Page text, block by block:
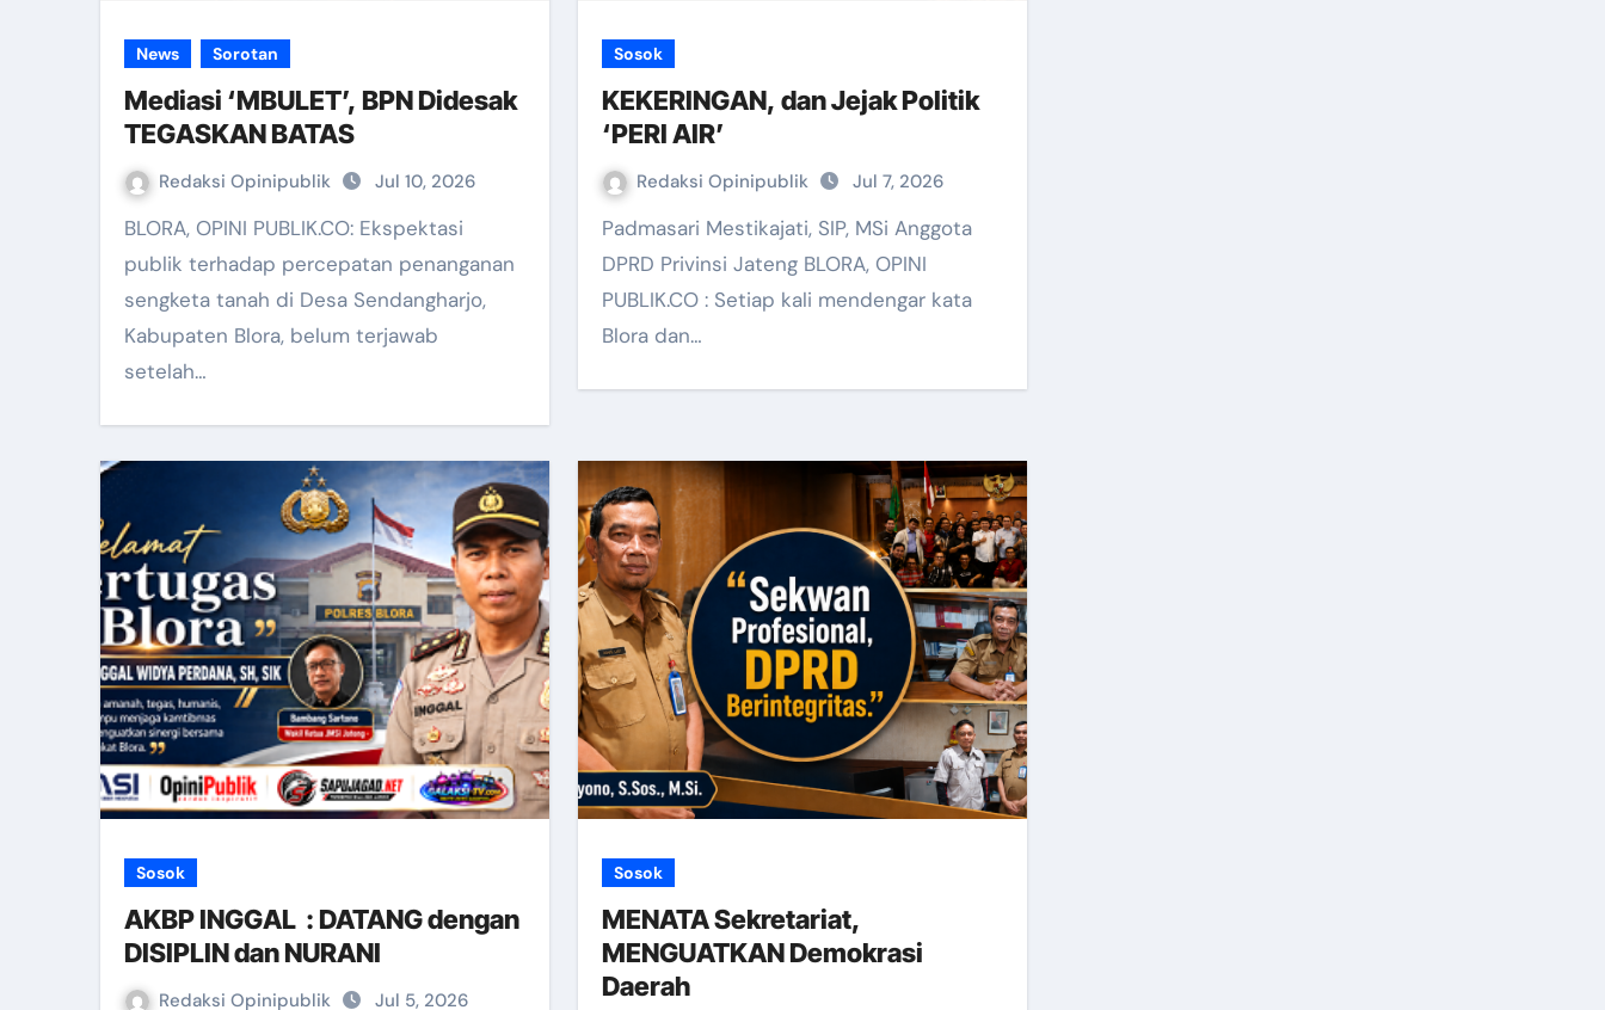
News Sorotan
Mediasi ‘MBULET’, BPN Didesak
TEGASKAN BATAS
Redaksi Opinipublik Jul 10, 2026
BLORA, OPINI PUBLIK.CO: Ekspektasi
publik terhadap percepatan penanganan
sengketa tanah di Desa Sendangharjo,
Kabupaten Blora, belum terjawab
setelah…
Sosok
KEKERINGAN, dan Jejak Politik
‘PERI AIR’
Redaksi Opinipublik Jul 7, 2026
Padmasari Mestikajati, SIP, MSi Anggota
DPRD Privinsi Jateng BLORA, OPINI
PUBLIK.CO : Setiap kali mendengar kata
Blora dan…
Sosok
AKBP INGGAL : DATANG dengan
DISIPLIN dan NURANI
Redaksi Opinipublik Jul 5, 2026
Sosok
MENATA Sekretariat,
MENGUATKAN Demokrasi
Daerah